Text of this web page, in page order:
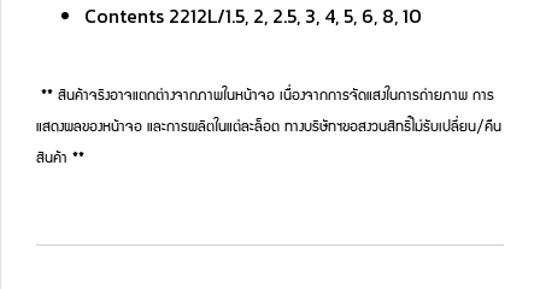
Contents 2212L/1.5, 2, 2.5, 3, 4, 5, 6, 8, 10
** สินค้าจริงอาจแตกต่างจากภาพในหน้าจอ เนื่องจากการจัดแสงในการถ่ายภาพ การ
แสดงผลของหน้าจอ และการผลิตในแต่ละล็อต ทางบริษัทฯขอสงวนสิทธิ์ไม่รับเปลี่ยน/คืน
สินค้า **